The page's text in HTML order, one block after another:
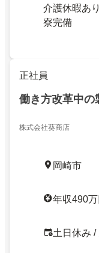
介護休暇あり
寮完備
正社員
働き方改革中の
株式会社葵商店
岡崎市
年収490
土日休み